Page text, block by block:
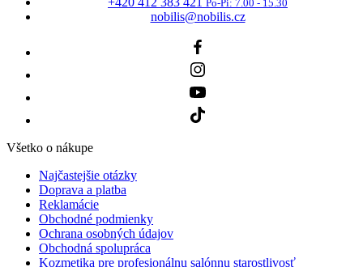
Všetko o nákupe
Ochrana osobných údajov
Obchodná spolupráca
Kozmetika pre profesionálnu salónnu starostlivosť
O Nobilis Tilia
Centrum aromaterapie
Podporujeme a pomáhame